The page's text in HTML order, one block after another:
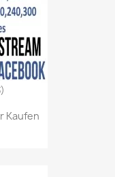
Kaufen